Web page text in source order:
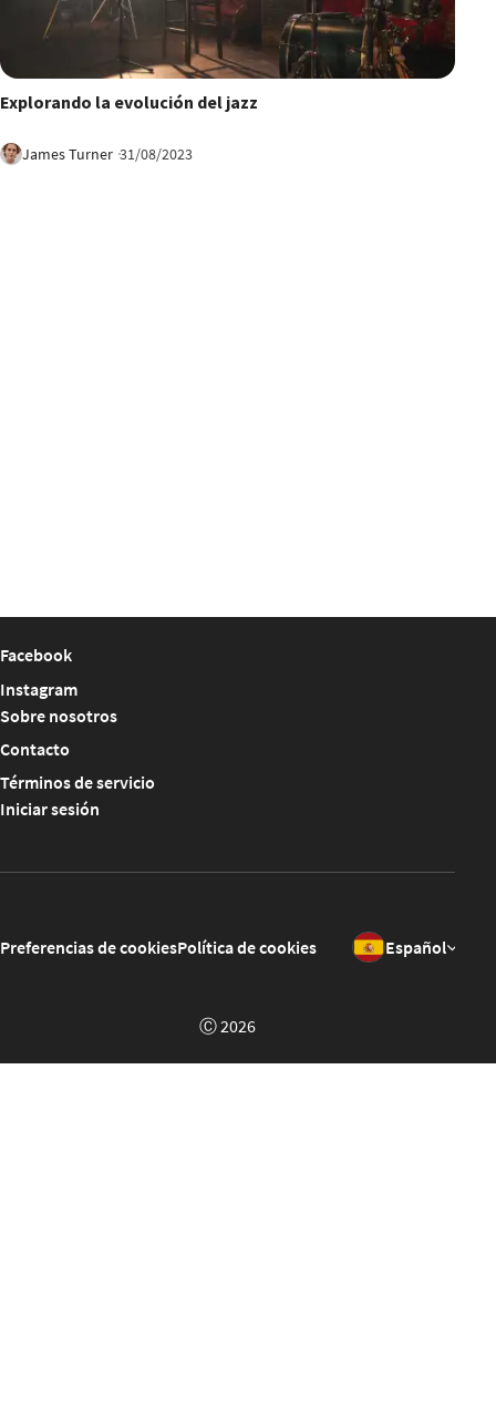
Explorando la evolución del jazz
James Turner 31/08/2023
Facebook
Instagram
Sobre nosotros
Contacto
Términos de servicio
Iniciar sesión
Preferencias de cookiesPolítica de cookies Español
Ⓒ 2026